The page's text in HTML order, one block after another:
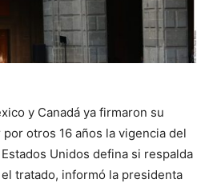
y Canadá ya firmaron su
otros 16 años la vigencia del
Unidos defina si respalda
tratado, informó la presidenta